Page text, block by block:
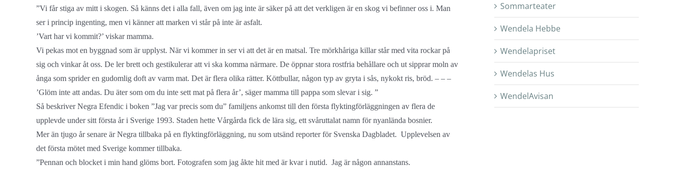
”Vi får stiga av mitt i skogen. Så känns det i alla fall, även om jag inte är säker på att det verkligen är en skog vi befinner oss i. Man
ser i princip ingenting, men vi känner att marken vi står på inte är asfalt.
’Vart har vi kommit?’ viskar mamma.
Vi pekas mot en byggnad som är upplyst. När vi kommer in ser vi att det är en matsal. Tre mörkhåriga killar står med vita rockar på
sig och vinkar åt oss. De ler brett och gestikulerar att vi ska komma närmare. De öppnar stora rostfria behållare och ut sipprar moln av
ånga som sprider en gudomlig doft av varm mat. Det är flera olika rätter. Köttbullar, någon typ av gryta i sås, nykokt ris, bröd. – – –
’Glöm inte att andas. Du äter som om du inte sett mat på flera år’, säger mamma till pappa som slevar i sig. ”
Så beskriver Negra Efendic i boken ”Jag var precis som du” familjens ankomst till den första flyktingförläggningen av flera de
upplevde under sitt första år i Sverige 1993. Staden hette Vårgårda fick de lära sig, ett svåruttalat namn för nyanlända bosnier.
Mer än tjugo år senare är Negra tillbaka på en flyktingförläggning, nu som utsänd reporter för Svenska Dagbladet. Upplevelsen av
det första mötet med Sverige kommer tillbaka.
”Pennan och blocket i min hand glöms bort. Fotografen som jag åkte hit med är kvar i nutid. Jag är någon annanstans.
Sommarteater
Wendela Hebbe
Wendelapriset
Wendelas Hus
WendelAvisan